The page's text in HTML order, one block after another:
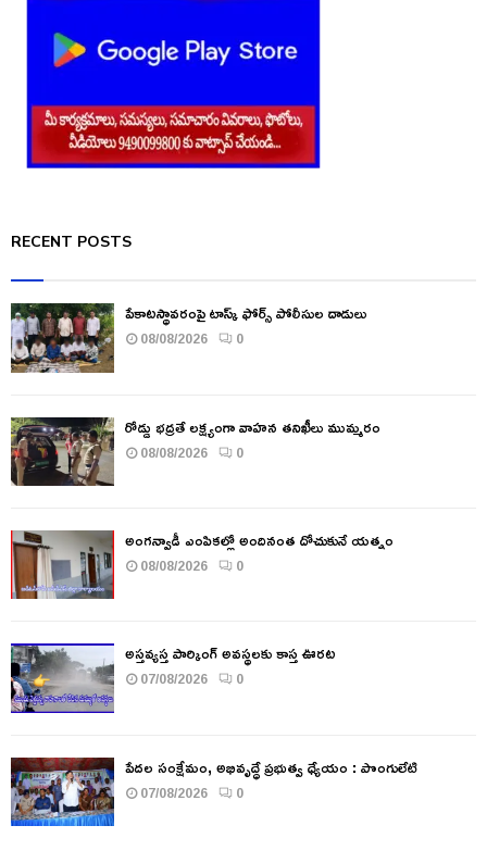
RECENT POSTS
పేకాటస్థావరంపై టాస్క్ ఫోర్స్ పోలీసుల దాడులు
08/08/2026 0
రోడ్డు భద్రతే లక్ష్యంగా వాహన తనిఖీలు ముమ్మరం
08/08/2026 0
అంగన్వాడీ ఎంపికల్లో అందినంత దోచుకునే యత్నం
08/08/2026 0
అస్తవ్యస్త పార్కింగ్ అవస్థలకు కాస్త ఊరట
07/08/2026 0
పేదల సంక్షేమం, అభివృద్ధే ప్రభుత్వ ధ్యేయం : పొంగులేటి
07/08/2026 0